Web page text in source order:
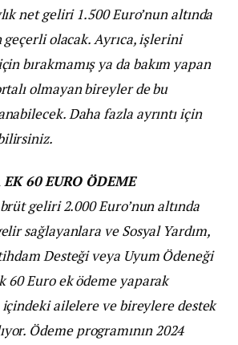
net geliri 1.500 Euro’nun altında
olacak. Ayrıca, işlerini
bırakmamış ya da bakım yapan
olmayan bireyler de bu
Daha fazla ayrıntı için
60 EURO ÖDEME
geliri 2.000 Euro’nun altında
sağlayanlara ve Sosyal Yardım,
Desteği veya Uyum Ödeneği
60 Euro ek ödeme yaparak
içindeki ailelere ve bireylere destek
Ödeme programının 2024